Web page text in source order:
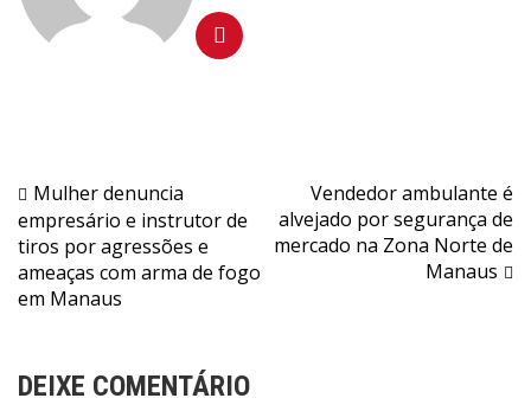
Navegação
de
Post
Mulher denuncia
empresário e instrutor de
tiros por agressões e
ameaças com arma de fogo
em Manaus
Vendedor ambulante é
alvejado por segurança de
mercado na Zona Norte de
Manaus
DEIXE COMENTÁRIO